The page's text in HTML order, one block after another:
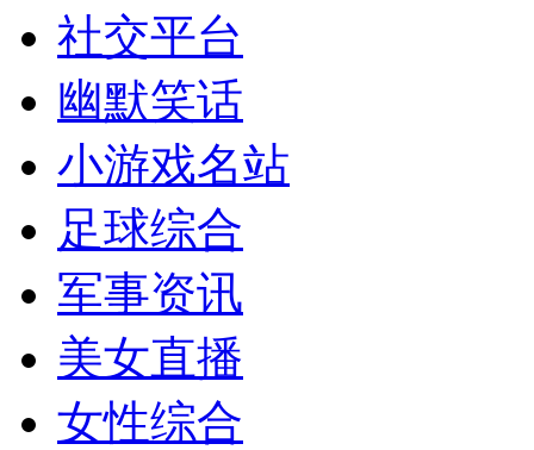
社交平台
幽默笑话
小游戏名站
足球综合
军事资讯
美女直播
女性综合